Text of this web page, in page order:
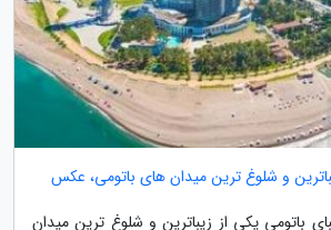
و شلوغ ترین میدان های باتومی، عکس
باتومی یکی از زیباترین و شلوغ ترین میدان